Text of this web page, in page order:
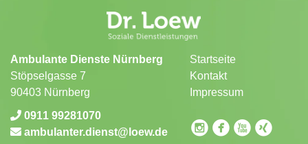
Ambulante Dienste Nürnberg
Stöpselgasse 7
90403 Nürnberg
0911 99281070
ambulanter.dienst
loew.de
Startseite
Kontakt
Impressum
circleinstagramcirclefacebookcircleyoutubecirclexing